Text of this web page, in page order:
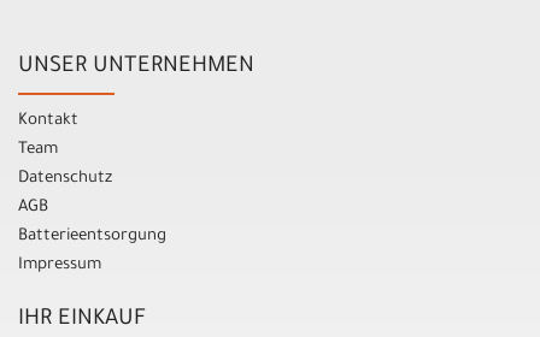
UNSER UNTERNEHMEN
Kontakt
Team
Datenschutz
AGB
Batterieentsorgung
Impressum
IHR EINKAUF